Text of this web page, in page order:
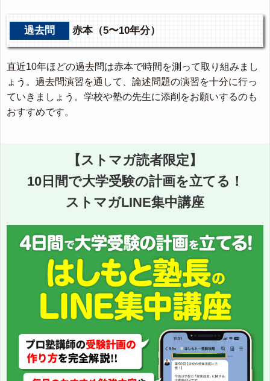
過去問 赤本（5〜10年分）
直近10年ほどの過去問は赤本で時間を測って取り組みまし
ょう。過去問演習を通して、論述問題の演習を十分に行っ
ていきましょう。学校や塾の先生に添削をお願いするのも
おすすめです。
【ストマガ読者限定】
10日間で大学受験の計画を立てる！
ストマガLINE集中講座